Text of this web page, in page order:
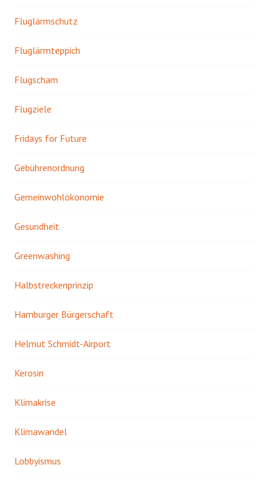
Fluglärmschutz
Fluglärmteppich
Flugscham
Flugziele
Fridays for Future
Gebührenordnung
Gemeinwohlökonomie
Gesundheit
Greenwashing
Halbstreckenprinzip
Hamburger Bürgerschaft
Helmut Schmidt-Airport
Kerosin
Klimakrise
Klimawandel
Lobbyismus